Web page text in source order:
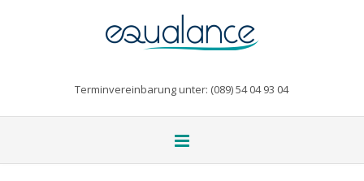
Terminvereinbarung unter: (089) 54 04 93 04